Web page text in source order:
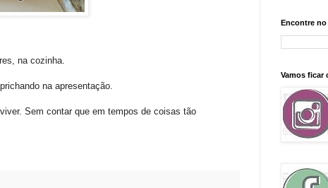
na cozinha.
na apresentação.
Sem contar que em tempos de coisas tão
Encontre no
Vamos ficar